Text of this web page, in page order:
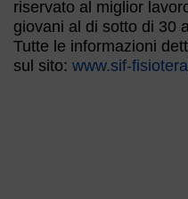
riservato al miglior
giovani al di sotto di 30
Tutte le informazioni
sul sito: www.sif-